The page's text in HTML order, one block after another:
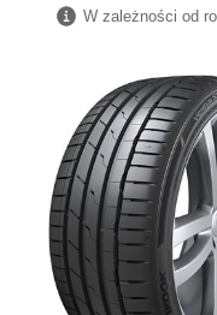
W zależności od